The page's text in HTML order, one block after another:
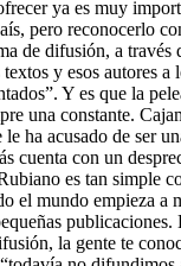
ya es muy
pero reconocerlo
de difusión, a través
y esos autores a
Y es que la
una constante.
ha acusado de ser
cuenta con un
es tan simple
el mundo empieza a
publicaciones.
la gente te